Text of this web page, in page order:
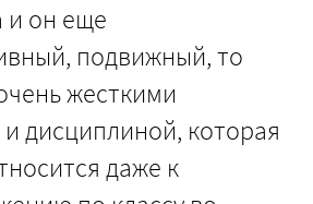
и он еще
подвижный, то
жесткими
дисциплиной, которая
даже к